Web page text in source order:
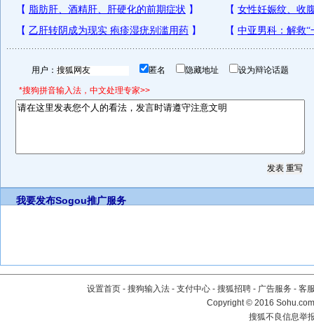
用户： 匿名 隐藏地址 设为辩论话题
*搜狗拼音输入法，中文处理专家>>
我要发布Sogou推广服务
设置首页 - 搜狗输入法 - 支付中心 - 搜狐招聘 - 广告服务 - 客
Copyright©2016
搜狐不良信息举